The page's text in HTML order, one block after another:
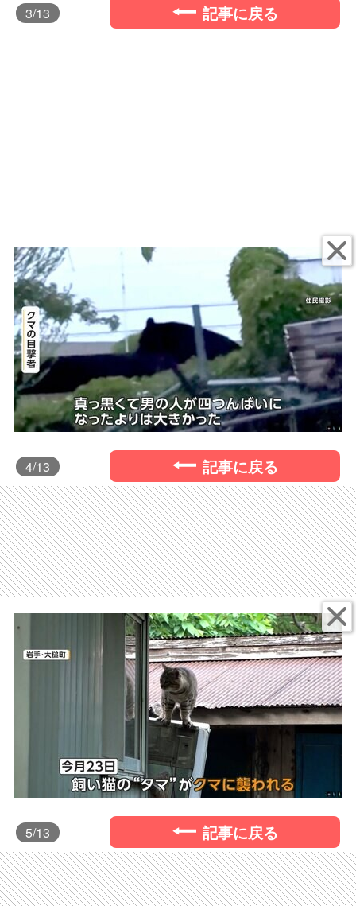
3/13 記事に戻る
4/13 記事に戻る
5/13 記事に戻る